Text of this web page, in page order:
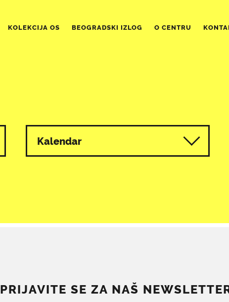
KOLEKCIJA OS BEOGRADSKI IZLOG O CENTRU
Kalendar
PRIJAVITE SE ZA NAŠ